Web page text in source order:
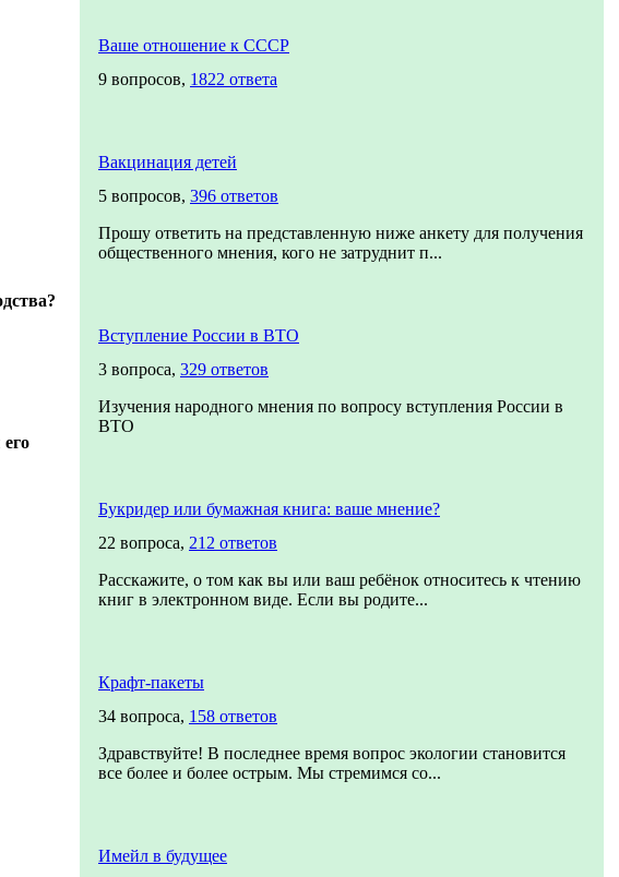
Ваше отношение к СССР
9 вопросов, 1822 ответа
Вакцинация детей
5 вопросов, 396 ответов
Прошу ответить на представленную ниже анкету для получения
общественного мнения, кого не затруднит п...
Вступление России в ВТО
3 вопроса, 329 ответов
Изучения народного мнения по вопросу вступления России в
ВТО
Букридер или бумажная книга: ваше мнение?
22 вопроса, 212 ответов
Расскажите, о том как вы или ваш ребёнок относитесь к чтению
книг в электронном виде. Если вы родите...
Крафт-пакеты
34 вопроса, 158 ответов
Здравствуйте! В последнее время вопрос экологии становится
все более и более острым. Мы стремимся со...
Имейл в будущее